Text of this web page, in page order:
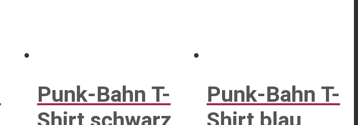
Punk-Bahn T-
Punk-Bahn T-